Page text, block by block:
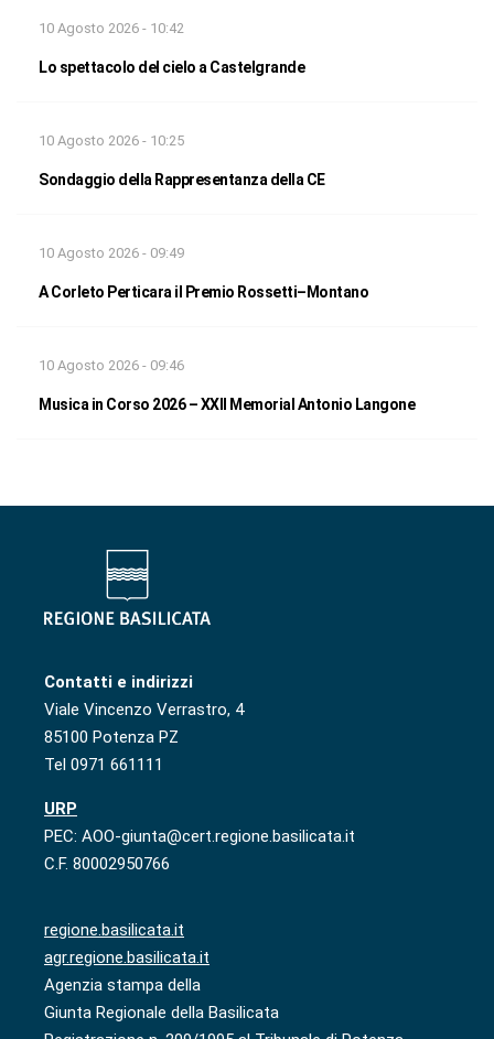
10 Agosto 2026 - 10:42
Lo spettacolo del cielo a Castelgrande
10 Agosto 2026 - 10:25
Sondaggio della Rappresentanza della CE
10 Agosto 2026 - 09:49
A Corleto Perticara il Premio Rossetti–Montano
10 Agosto 2026 - 09:46
Musica in Corso 2026 – XXII Memorial Antonio Langone
Contatti e indirizzi
Viale Vincenzo Verrastro, 4
85100 Potenza PZ
Tel 0971 661111
URP
PEC: AOO-giunta@cert.regione.basilicata.it
C.F. 80002950766
regione.basilicata.it
agr.regione.basilicata.it
Agenzia stampa della
Giunta Regionale della Basilicata